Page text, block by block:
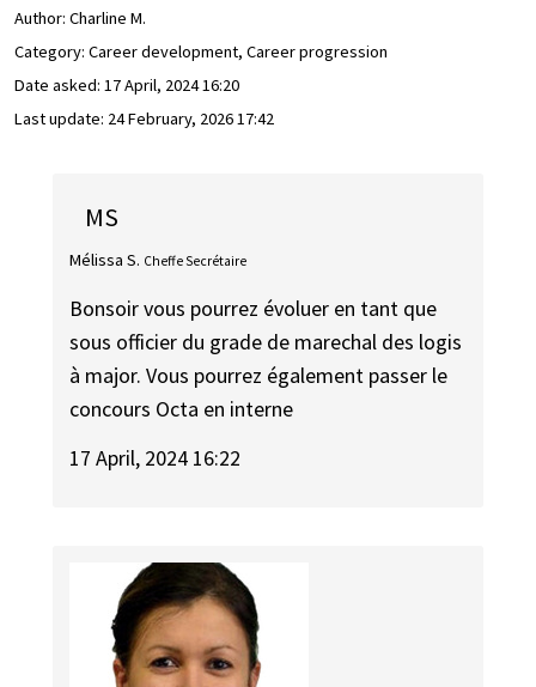
Author: Charline M.
Category: Career development, Career progression
Date asked: 17 April, 2024 16:20
Last update: 24 February, 2026 17:42
MS
Mélissa S. Cheffe Secrétaire
Bonsoir vous pourrez évoluer en tant que
sous officier du grade de marechal des logis
à major. Vous pourrez également passer le
concours Octa en interne
17 April, 2024 16:22